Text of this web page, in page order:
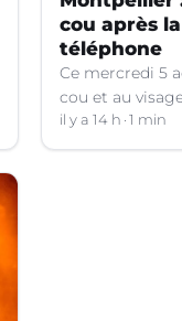
cou après
téléphone
Ce mercredi 5
cou et au
concernant un
(Hérault).
il y a 14 h 1 min